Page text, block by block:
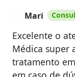
Mari
Excelente o
Médica super
tratamento